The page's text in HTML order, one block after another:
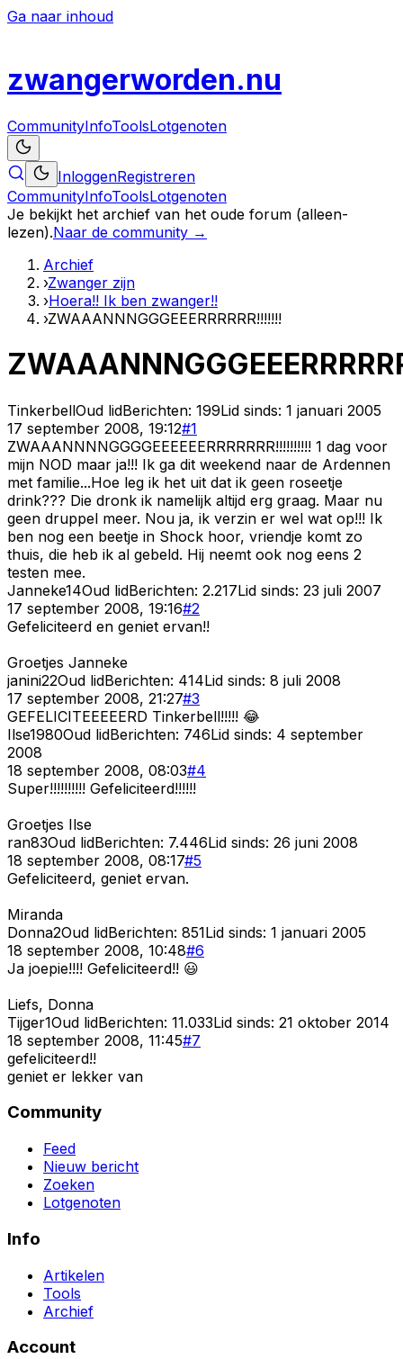
Ga naar inhoud
zwangerworden.nu
CommunityInfoToolsLotgenoten
InloggenRegistreren
CommunityInfoToolsLotgenoten
Je bekijkt het archief van het oude forum (alleen-
lezen).Naar de community →
Archief
›Zwanger zijn
›Hoera!! Ik ben zwanger!!
›ZWAAANNNGGGEEERRRRRR!!!!!!!
TinkerbellOud lidBerichten: 199Lid sinds: 1 januari 2005
17 september 2008, 19:12#1
ZWAAANNNNGGGGEEEEEERRRRRRR!!!!!!!!!! 1 dag voor
mijn NOD maar ja!!! Ik ga dit weekend naar de Ardennen
met familie...Hoe leg ik het uit dat ik geen roseetje
drink??? Die dronk ik namelijk altijd erg graag. Maar nu
geen druppel meer. Nou ja, ik verzin er wel wat op!!! Ik
ben nog een beetje in Shock hoor, vriendje komt zo
thuis, die heb ik al gebeld. Hij neemt ook nog eens 2
testen mee.
Janneke14Oud lidBerichten: 2.217Lid sinds: 23 juli 2007
17 september 2008, 19:16#2
Gefeliciteerd en geniet ervan!!
Groetjes Janneke
janini22Oud lidBerichten: 414Lid sinds: 8 juli 2008
17 september 2008, 21:27#3
GEFELICITEEEEERD Tinkerbell!!!!! 😂
Ilse1980Oud lidBerichten: 746Lid sinds: 4 september
2008
18 september 2008, 08:03#4
Super!!!!!!!!!! Gefeliciteerd!!!!!!
Groetjes Ilse
ran83Oud lidBerichten: 7.446Lid sinds: 26 juni 2008
18 september 2008, 08:17#5
Gefeliciteerd, geniet ervan.
Miranda
Donna2Oud lidBerichten: 851Lid sinds: 1 januari 2005
18 september 2008, 10:48#6
Ja joepie!!!! Gefeliciteerd!! 😃
Liefs, Donna
Tijger1Oud lidBerichten: 11.033Lid sinds: 21 oktober 2014
18 september 2008, 11:45#7
gefeliciteerd!!
geniet er lekker van
Community
Feed
Nieuw bericht
Zoeken
Lotgenoten
Info
Artikelen
Tools
Archief
Account